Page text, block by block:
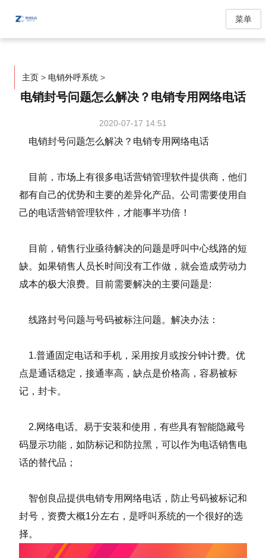
菜单
主页 > 电销外呼系统 >
电销封号问题怎么解决？电销专用网络电话
2020-07-17 14:51
电销封号问题怎么解决？电销专用网络电话
目前，市场上有很多电话营销管理软件提供商，他们
都有自己的优势和主要的差异化产品。公司需要使用自
己的电话营销管理软件，才能事半功倍！
目前，销售行业亟待解决的问题是呼叫中心线路的短
缺。如果销售人员长时间没有工作做，就会造成劳动力
成本的极大浪费。目前需要解决的主要问题是:
线路封号问题与号码被标注问题。解决办法：
1.普通固定电话和手机，采用按月或按分钟计费。优
点是通话稳定，接通率高，缺点是价格高，容易被标
记，封卡。
2.网络电话。易于安装和使用，有些具有智能隐藏号
码显示功能，如防标记和防拉黑，可以作为电话销售电
话的替代品；
智创良品提供电销专用网络电话，防止号码被标记和
封号，资费大概1分左右，是呼叫系统的一个很好的选
择。